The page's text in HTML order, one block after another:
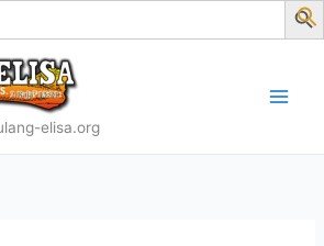
elisa.org